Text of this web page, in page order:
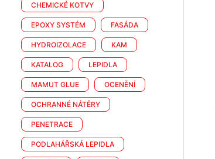
CHEMICKÉ KOTVY
EPOXY SYSTÉM FASÁDA
HYDROIZOLACE KAM
KATALOG LEPIDLA
MAMUT GLUE OCENĚNÍ
OCHRANNÉ NÁTĚRY
PENETRACE
PODLAHÁŘSKÁ LEPIDLA